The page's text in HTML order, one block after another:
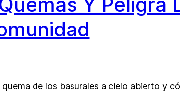
de los basurales a cielo abierto y